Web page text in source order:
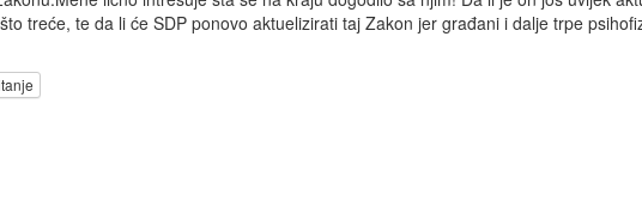
treće, te da li će SDP ponovo aktuelizirati taj Zakon jer građani i dalje trpe